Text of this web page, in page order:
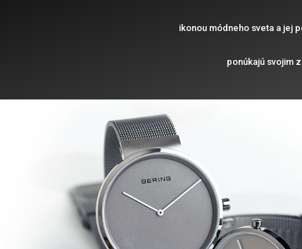
ikonou módneho sveta a jej
ponúkajú svojim